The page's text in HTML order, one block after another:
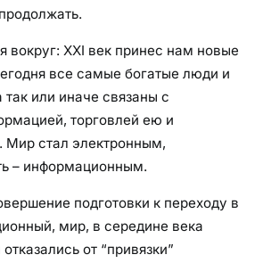
вокруг: XXI век принес нам новые
все самые богатые люди и
или иначе связаны с
торговлей ею и
стал электронным,
– информационным.
подготовки к переходу в
мир, в середине века
от “привязки”